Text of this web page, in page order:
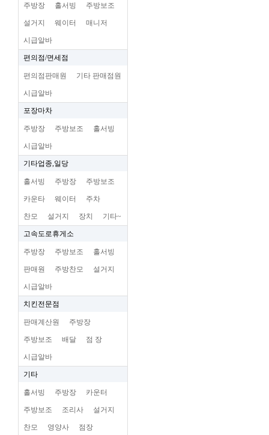
주방장 홀서빙 주방보조
설거지 웨이터 매니저
시급알바
편의점/면세점
편의점판매원 기타 판매점원
시급알바
포장마차
주방장 주방보조 홀서빙
시급알바
기타업종,일당
홀서빙 주방장 주방보조
카운타 웨이터 주차
찬모 설거지 장치 기타~
고속도로휴게소
주방장 주방보조 홀서빙
판매원 주방찬모 설거지
시급알바
치킨전문점
판매계산원 주방장
주방보조 배달 점 장
시급알바
기타
홀서빙 주방장 카운터
주방보조 조리사 설거지
찬모 영양사 점장